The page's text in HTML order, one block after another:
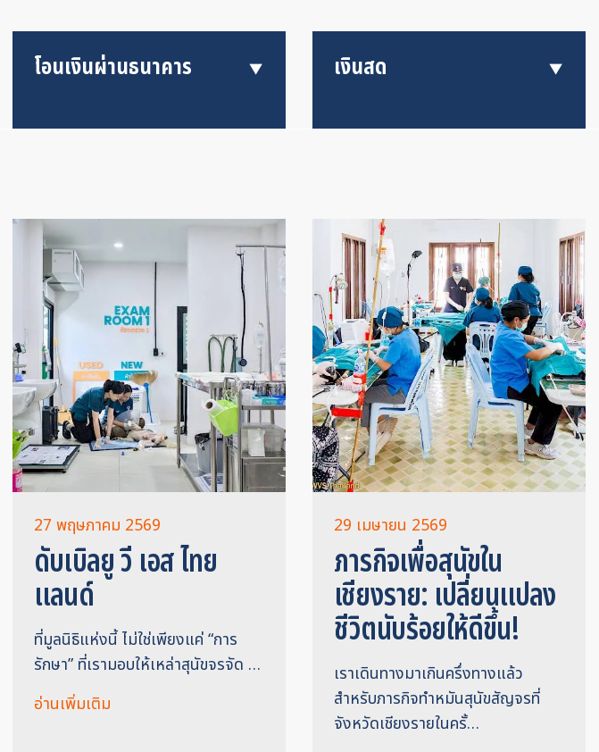
โอนเงินผ่านธนาคาร เงินสด
27 พฤษภาคม 2569
ดับเบิลยู วี เอส ไทย
แลนด์
ที่มูลนิธิแห่งนี้ ไม่ใช่เพียงแค่ “การ
รักษา” ที่เรามอบให้เหล่าสุนัขจรจัด …
อ่านเพิ่มเติม
29 เมษายน 2569
ภารกิจเพื่อสุนัขใน
เชียงราย: เปลี่ยนแปลง
ชีวิตนับร้อยให้ดีขึ้น!
เราเดินทางมาเกินครึ่งทางแล้ว
สำหรับภารกิจทำหมันสุนัขสัญจรที่
จังหวัดเชียงรายในครั้…